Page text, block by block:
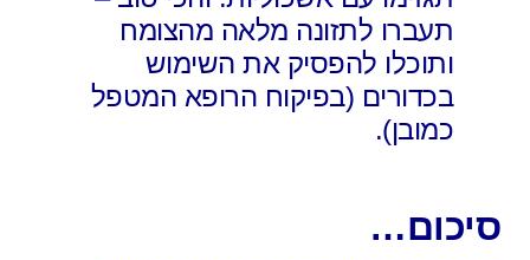
תעברו לתזונה מלאה מהצומח
ותוכלו להפסיק את השימוש
בכדורים (בפיקוח הרופא המטפל
כמובן).
סיכום…